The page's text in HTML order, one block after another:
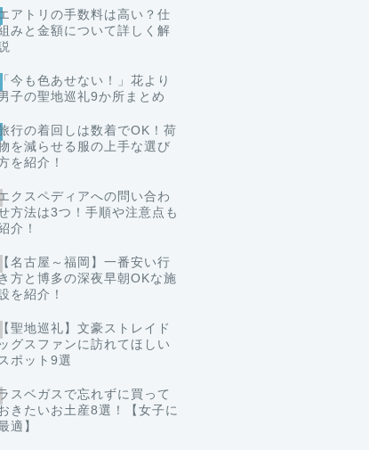
アトリの手数料は高い？仕
みと金額について詳しく解
「今も色あせない！」花より
子の聖地巡礼9か所まとめ
行の着回しは数着でOK！荷
を減らせる服の上手な選び
を紹介！
クスペディアへの問い合わ
方法は3つ！手順や注意点も
介！
【名古屋～福岡】一番安い行
き方と博多の深夜早朝OKな施
を紹介！
【聖地巡礼】文豪ストレイド
ッグスファンに訪れてほしい
ポット9選
スベガスで忘れずに買って
きたいお土産8選！【女子に
適】